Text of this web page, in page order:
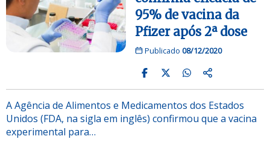
95% de vacina da
Pfizer após 2ª dose
Publicado 08/12/2020
A Agência de Alimentos e Medicamentos dos Estados
Unidos (FDA, na sigla em inglês) confirmou que a vacina
experimental para…